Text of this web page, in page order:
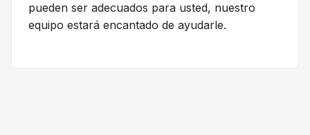
pueden ser adecuados para usted, nuestro
equipo estará encantado de ayudarle.